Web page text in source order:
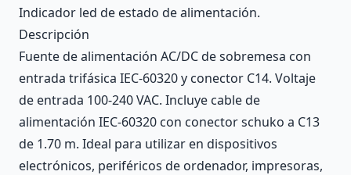
Indicador led de estado de alimentación.
Descripción
Fuente de alimentación AC/DC de sobremesa con
entrada trifásica IEC-60320 y conector C14. Voltaje
de entrada 100-240 VAC. Incluye cable de
alimentación IEC-60320 con conector schuko a C13
de 1.70 m. Ideal para utilizar en dispositivos
electrónicos, periféricos de ordenador, impresoras,